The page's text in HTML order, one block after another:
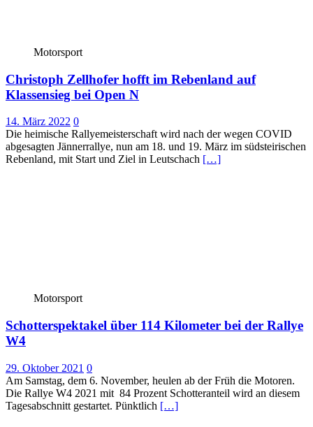
Motorsport
Christoph Zellhofer hofft im Rebenland auf
Klassensieg bei Open N
14. März 2022 0
Die heimische Rallyemeisterschaft wird nach der wegen COVID
abgesagten Jännerrallye, nun am 18. und 19. März im südsteirischen
Rebenland, mit Start und Ziel in Leutschach […]
Motorsport
Schotterspektakel über 114 Kilometer bei der Rallye
W4
29. Oktober 2021 0
Am Samstag, dem 6. November, heulen ab der Früh die Motoren.
Die Rallye W4 2021 mit 84 Prozent Schotteranteil wird an diesem
Tagesabschnitt gestartet. Pünktlich […]